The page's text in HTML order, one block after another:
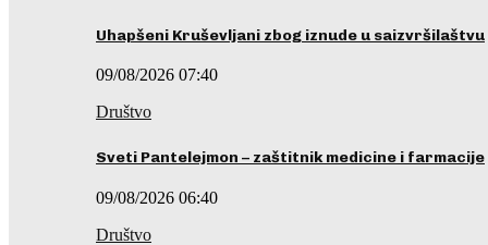
Uhapšeni Kruševljani zbog iznude u saizvršilaštvu
09/08/2026 07:40
Društvo
Sveti Pantelejmon – zaštitnik medicine i farmacije
09/08/2026 06:40
Društvo